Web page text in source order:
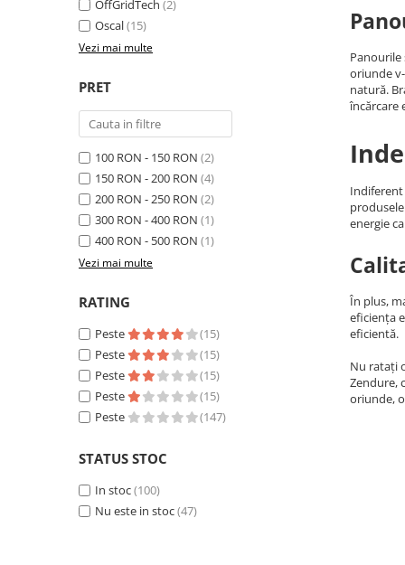
Invertoare Tensiune
Roboti Pornire Auto
UPS Centrale Termice
Stabilizatoare Tensiune
Scule si aparate
Instrumente de masura
Anemometre
Clampmetre
Detectoare
Termometre
Multimetre de Banc
Accesorii instrumente de masura
Camere Termice
Osciloscoape
Lichidare stoc
OffGridTech (2)
Oscal(15)
Vezi mai multe
PRET
100 RON - 150 RON (2)
150 RON - 200 RON (4)
200 RON - 250 RON (2)
300 RON - 400 RON (1)
400 RON - 500 RON (1)
Vezi mai multe
RATING
Peste
(15)
Peste
(15)
Peste
(15)
Peste
(15)
Peste
(147)
STATUS STOC
In stoc(100)
Nu este in stoc(47)
oriunde
natură.
încărcare
Indiferent
energie
În plus,
eficiența
eficientă.
Nu ratați
Zendure,
oriunde,